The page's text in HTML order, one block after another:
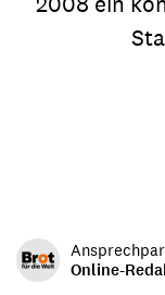
Weitere
Entdecken Sie
Online-